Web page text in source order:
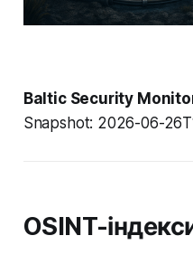
Baltic Security
Snapshot: 2026-06-
OSINT-